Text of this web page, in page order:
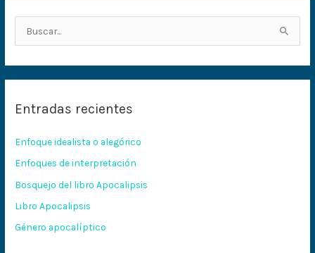
a
p
o
r
:
Entradas recientes
Enfoque idealista o alegórico
Enfoques de interpretación
Bosquejo del libro Apocalipsis
Libro Apocalipsis
Género apocalíptico